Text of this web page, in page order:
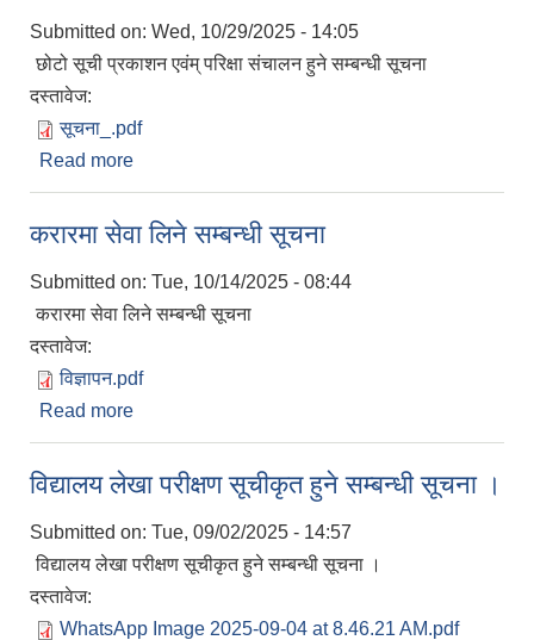
Submitted on: Wed, 10/29/2025 - 14:05
छोटो सूची प्रकाशन एवंम् परिक्षा संचालन हुने सम्बन्धी सूचना
दस्तावेज:
सूचना_.pdf
Read more
करारमा सेवा लिने सम्बन्धी सूचना
Submitted on: Tue, 10/14/2025 - 08:44
करारमा सेवा लिने सम्बन्धी सूचना
दस्तावेज:
विज्ञापन.pdf
Read more
विद्यालय लेखा परीक्षण सूचीकृत हुने सम्बन्धी सूचना ।
Submitted on: Tue, 09/02/2025 - 14:57
विद्यालय लेखा परीक्षण सूचीकृत हुने सम्बन्धी सूचना ।
दस्तावेज:
WhatsApp Image 2025-09-04 at 8.46.21 AM.pdf